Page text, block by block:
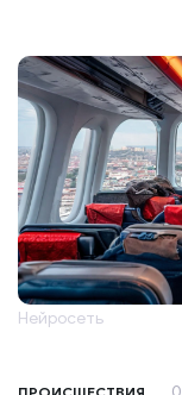
Нейросеть